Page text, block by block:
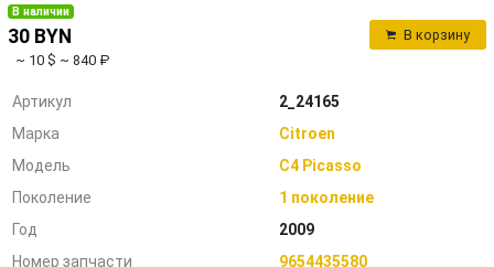
В наличии
30 BYN
~ 10 $ ~ 840 ₽
В корзину
Артикул
2_24165
Марка
Citroen
Модель
C4 Picasso
Поколение
1 поколение
Год
2009
Номер запчасти
9654435580